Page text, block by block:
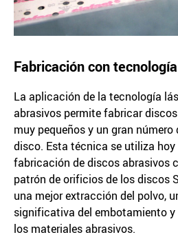
Fabricación con
La aplicación de la tecnología
abrasivos permite fabricar
muy pequeños y un gran
disco. Esta técnica se utiliza hoy
fabricación de discos abrasivos
patrón de orificios de los discos
una mejor extracción del polvo,
significativa del embotamiento
los materiales abrasivos.